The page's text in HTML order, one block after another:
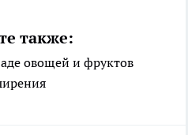
также:
овощей и фруктов